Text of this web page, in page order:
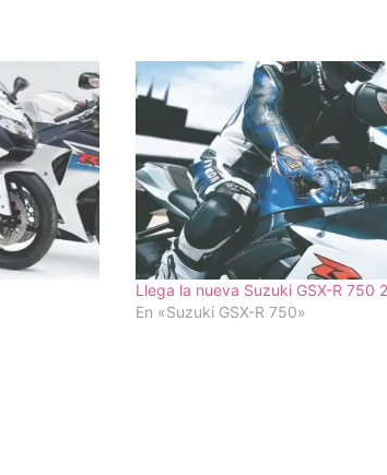
Llega la nueva Suzuki GSX-R 750
En «Suzuki GSX-R 750»